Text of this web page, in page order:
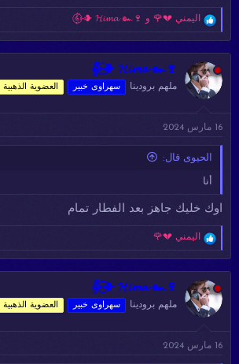
ت
ف
ا
ع
ل
:
اليمني 💔🌹 و 𝄟⑅⃝❥ 𝓗𝓲𝓶𝓪 ๛🍷
𝄟⑅⃝❥ 𝓗𝓲𝓶𝓪 ๛🍷
ملهم برودينا سهراوى خبير العضوية الذهبية
16 مارس 2024
الحيوى قال:
أنا
اوك خليك جاهز بعد الفطار تمام
ت
ف
ا
ع
ل
:
اليمني 💔🌹
𝄟⑅⃝❥ 𝓗𝓲𝓶𝓪 ๛🍷
ملهم برودينا سهراوى خبير العضوية الذهبية
16 مارس 2024